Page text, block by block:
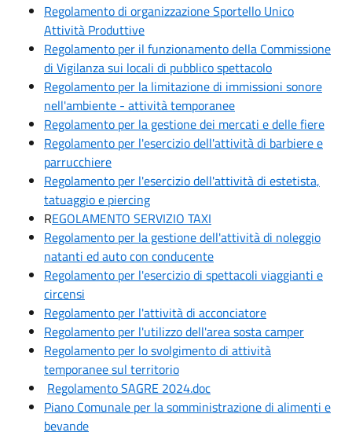
Regolamento di organizzazione Sportello Unico
Attività Produttive
Regolamento per il funzionamento della Commissione
di Vigilanza sui locali di pubblico spettacolo
Regolamento per la limitazione di immissioni sonore
nell'ambiente - attività temporanee
Regolamento per la gestione dei mercati e delle fiere
Regolamento per l'esercizio dell'attività di barbiere e
parrucchiere
Regolamento per l'esercizio dell'attività di estetista,
tatuaggio e piercing
REGOLAMENTO SERVIZIO TAXI
Regolamento per la gestione dell'attività di noleggio
natanti ed auto con conducente
Regolamento per l'esercizio di spettacoli viaggianti e
circensi
Regolamento per l'attività di acconciatore
Regolamento per l'utilizzo dell'area sosta camper
Regolamento per lo svolgimento di attività
temporanee sul territorio
Regolamento SAGRE 2024.doc
Piano Comunale per la somministrazione di alimenti e
bevande